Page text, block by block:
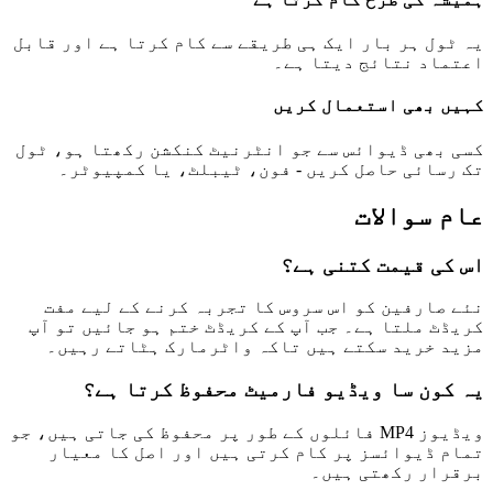
یہ ٹول ہر بار ایک ہی طریقے سے کام کرتا ہے اور قابل
اعتماد نتائج دیتا ہے۔
کہیں بھی استعمال کریں
کسی بھی ڈیوائس سے جو انٹرنیٹ کنکشن رکھتا ہو، ٹول
تک رسائی حاصل کریں - فون، ٹیبلٹ، یا کمپیوٹر۔
عام سوالات
اس کی قیمت کتنی ہے؟
نئے صارفین کو اس سروس کا تجربہ کرنے کے لیے مفت
کریڈٹ ملتا ہے۔ جب آپ کے کریڈٹ ختم ہو جائیں تو آپ
مزید خرید سکتے ہیں تاکہ واٹرمارک ہٹاتے رہیں۔
یہ کون سا ویڈیو فارمیٹ محفوظ کرتا ہے؟
ویڈیوز MP4 فائلوں کے طور پر محفوظ کی جاتی ہیں، جو
تمام ڈیوائسز پر کام کرتی ہیں اور اصل کا معیار
برقرار رکھتی ہیں۔